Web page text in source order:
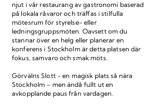
njut i vår restaurang av gastronomi baserad
på lokala råvaror och träffas i stilfulla
mötesrum för styrelse- eller
ledningsgruppsmöten. Oavsett om du
stannar över en helg eller planerar en
konferens i Stockholm är detta platsen där
fokus, samvaro och smak möts.
Görvälns Slott - en magisk plats så nära
Stockholm – men ändå fullt ut e­n
avkopplande paus från vardagen.